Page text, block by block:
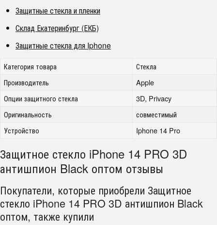
Защитные стекла и пленки
Склад Екатеринбург (ЕКБ)
Защитные стекла для Iphone
Категория товара
Стекла
Производитель
Apple
Опции защитного стекла
3D, Privacy
Оригинальность
совместимый
Устройство
Iphone 14 Pro
Защитное стекло iPhone 14 PRO 3D
антишпион Black оптом отзывы
Покупатели, которые приобрели Защитное
стекло iPhone 14 PRO 3D антишпион Black
оптом, также купили